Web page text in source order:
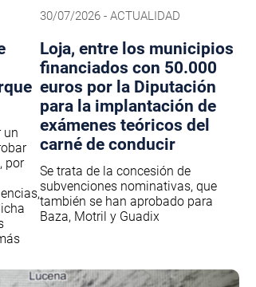
un
por
30/07/2026 - ACTUALIDAD
Loja, entre los municipios
financiados con 50.000
euros por la Diputación
para la implantación de
exámenes teóricos del
carné de conducir
Se trata de la concesión de
subvenciones nominativas, que
también se han aprobado para
Baza, Motril y Guadix